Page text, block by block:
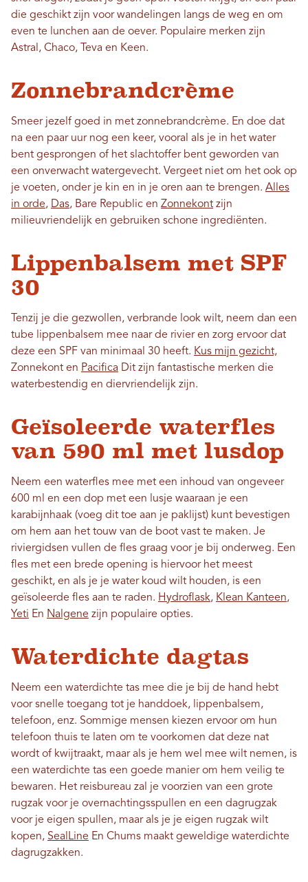
die geschikt zijn voor wandelingen langs de weg en om
even te lunchen aan de oever. Populaire merken zijn
Astral, Chaco, Teva en Keen.
Zonnebrandcrème
Smeer jezelf goed in met zonnebrandcrème. En doe dat
na een paar uur nog een keer, vooral als je in het water
bent gesprongen of het slachtoffer bent geworden van
een onverwacht watergevecht. Vergeet niet om het ook op
je voeten, onder je kin en in je oren aan te brengen. Alles
in orde, Das, Bare Republic en Zonnekont zijn
milieuvriendelijk en gebruiken schone ingrediënten.
Lippenbalsem met SPF
30
Tenzij je die gezwollen, verbrande look wilt, neem dan een
tube lippenbalsem mee naar de rivier en zorg ervoor dat
deze een SPF van minimaal 30 heeft. Kus mijn gezicht,
Zonnekont en Pacifica Dit zijn fantastische merken die
waterbestendig en diervriendelijk zijn.
Geïsoleerde waterfles
van 590 ml met lusdop
Neem een ​​waterfles mee met een inhoud van ongeveer
600 ml en een dop met een lusje waaraan je een
karabijnhaak (voeg dit toe aan je paklijst) kunt bevestigen
om hem aan het touw van de boot vast te maken. Je
riviergidsen vullen de fles graag voor je bij onderweg. Een
fles met een brede opening is hiervoor het meest
geschikt, en als je je water koud wilt houden, is een
geïsoleerde fles aan te raden. Hydroflask, Klean Kanteen,
Yeti En Nalgene zijn populaire opties.
Waterdichte dagtas
Neem een ​​waterdichte tas mee die je bij de hand hebt
voor snelle toegang tot je handdoek, lippenbalsem,
telefoon, enz. Sommige mensen kiezen ervoor om hun
telefoon thuis te laten om te voorkomen dat deze nat
wordt of kwijtraakt, maar als je hem wel mee wilt nemen, is
een waterdichte tas een goede manier om hem veilig te
bewaren. Het reisbureau zal je voorzien van een grote
rugzak voor je overnachtingsspullen en een dagrugzak
voor je eigen spullen, maar als je je eigen rugzak wilt
kopen, SealLine En Chums maakt geweldige waterdichte
dagrugzakken.